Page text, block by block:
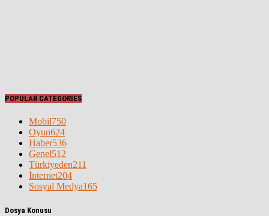
POPULAR CATEGORIES
Mobil750
Oyun624
Haber536
Genel512
Türkiyeden211
İnternet204
Sosyal Medya165
Dosya Konusu